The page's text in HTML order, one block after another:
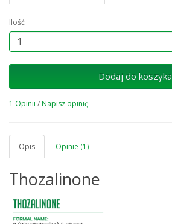
Ilość
Dodaj do koszyka
1 Opinii /Napisz opinię
Opis Opinie (1)
Thozalinone